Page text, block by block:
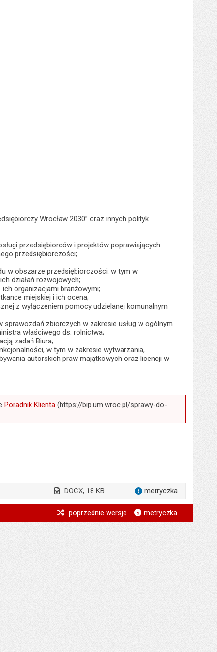
Wrocław 2030” oraz innych polityk
przedsiębiorców i projektów poprawiających
przedsiębiorczości;
w obszarze przedsiębiorczości, w tym w
działań rozwojowych;
organizacjami branżowymi;
miejskiej i ich ocena;
z wyłączeniem pomocy udzielanej komunalnym
zbiorczych w zakresie usług w ogólnym
właściwego ds. rolnictwa;
zadań Biura;
w tym w zakresie wytwarzania,
autorskich praw majątkowych oraz licencji w
Poradnik Klienta (https://bip.um.wroc.pl/sprawy-do-
DOCX, 18 KB metryczka
*
poprzednie wersje metryczka